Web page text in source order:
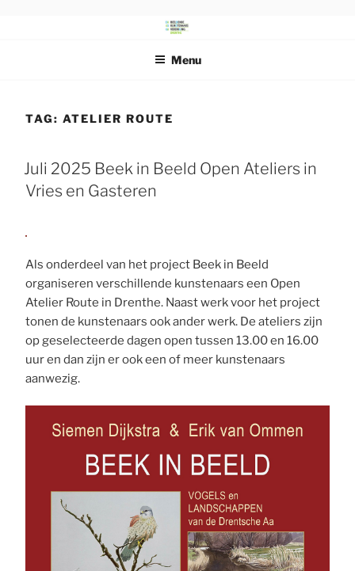
SCHILDERSGENOOTSCHAP
Beeldende Kunstenaars Vereniging Drenthe
Menu
TAG:ATELIER ROUTE
Juli 2025 Beek in Beeld Open Ateliers in
Vries en Gasteren
Als onderdeel van het project Beek in Beeld
organiseren verschillende kunstenaars een Open
Atelier Route in Drenthe. Naast werk voor het project
tonen de kunstenaars ook ander werk. De ateliers zijn
op geselecteerde dagen open tussen 13.00 en 16.00
uur en dan zijn er ook een of meer kunstenaars
aanwezig.